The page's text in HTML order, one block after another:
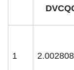
1 2.002808